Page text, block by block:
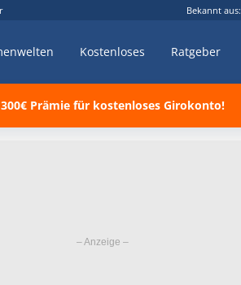
Bekannt aus:
Kostenloses Ratgeber
300€ Prämie für kostenloses Girokonto!